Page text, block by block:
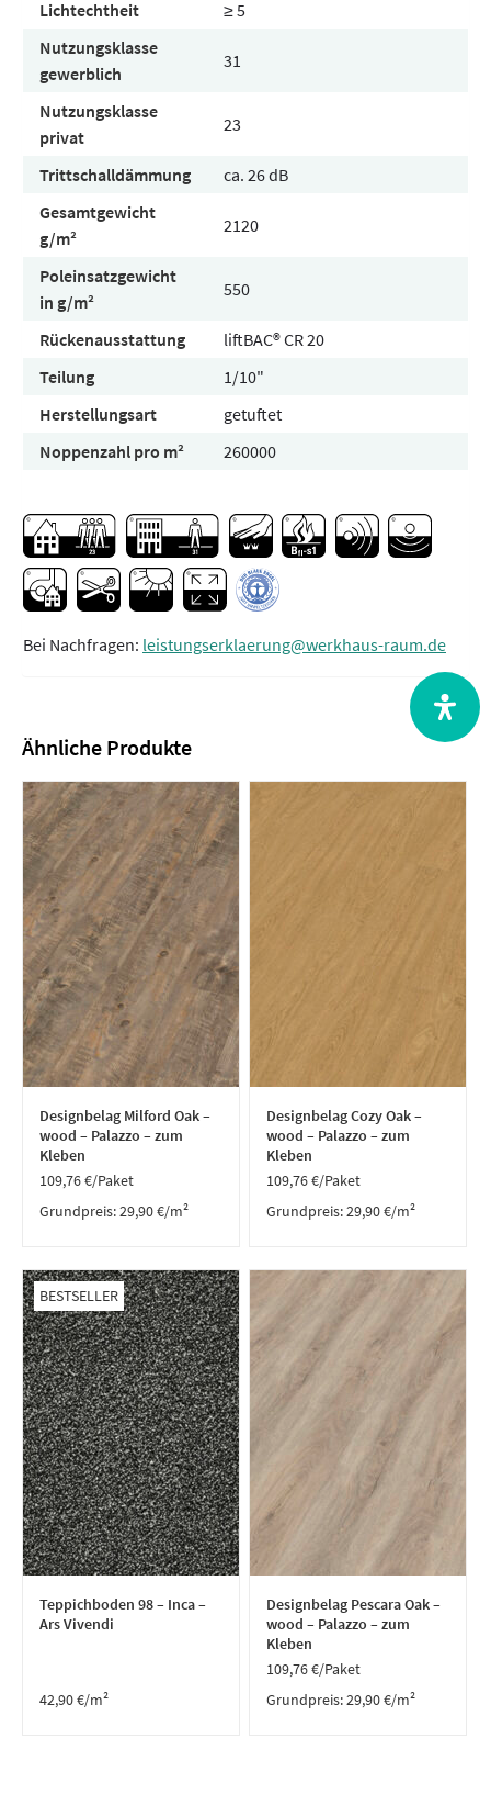
Lichtechtheit
≥ 5
Nutzungsklasse
gewerblich
31
Nutzungsklasse
privat
23
Trittschalldämmung
ca. 26 dB
Gesamtgewicht
g/m²
2120
Poleinsatzgewicht
in g/m²
550
Rückenausstattung
liftBAC® CR 20
Teilung
1/10"
Herstellungsart
getuftet
Noppenzahl pro m²
260000
Bei Nachfragen: leistungserklaerung@werkhaus-raum.de
Ähnliche Produkte
Designbelag Milford Oak –
wood – Palazzo – zum
Kleben
109,76€/Paket
Grundpreis:29,90€/m²
Designbelag Cozy Oak –
wood – Palazzo – zum
Kleben
109,76€/Paket
Grundpreis:29,90€/m²
BESTSELLER
Teppichboden 98 – Inca –
Ars Vivendi
42,90€/m²
Designbelag Pescara Oak –
wood – Palazzo – zum
Kleben
109,76€/Paket
Grundpreis:29,90€/m²